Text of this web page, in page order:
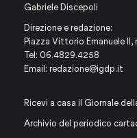
Gabriele Discepoli
Direzione e redazione:
Piazza Vittorio Emanuele
Tel: 06.4829.4258
Email: redazione@igdp.it
Ricevi a casa il Giornale
Archivio del periodico